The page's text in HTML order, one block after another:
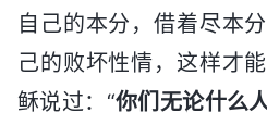
自己的本分，借着尽本
己的败坏性情，这样才
稣说过：“你们无论什么